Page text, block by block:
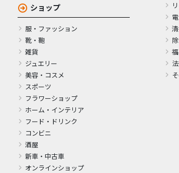
ショップ
服・ファッション
靴・鞄
雑貨
ジュエリー
美容・コスメ
スポーツ
フラワーショップ
ホーム・インテリア
フード・ドリンク
コンビニ
酒屋
新車・中古車
オンラインショップ